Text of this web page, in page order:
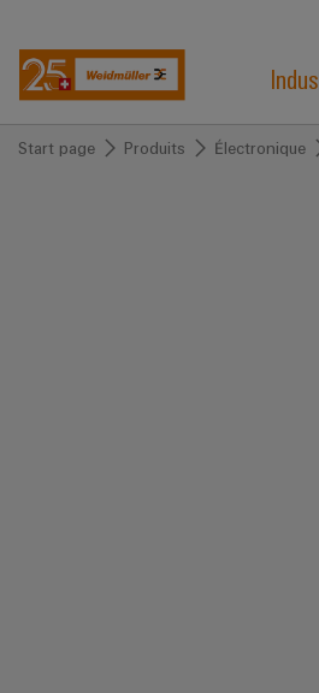
Start page Produits Électronique